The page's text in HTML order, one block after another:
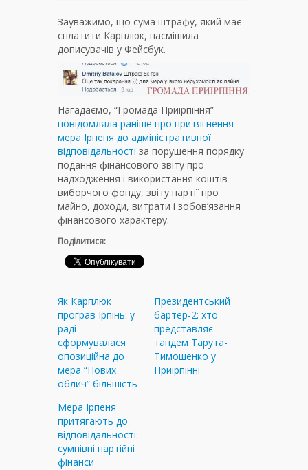
Зауважимо, що сума штрафу, який має
сплатити Карплюк, насмішила
дописувачів у Фейсбук.
Нагадаємо, “Громада Приірпіння”
повідомляла раніше про притягнення
мера Ірпеня до адміністративної
відповідальності за порушення порядку
подання фінансового звіту про
надходження і використання коштів
виборчого фонду, звіту партії про
майно, доходи, витрати і зобов’язання
фінансового характеру.
Поділитися:
Як Карплюк
програв Ірпінь: у
раді
сформувалася
опозиційна до
мера “Нових
облич” більшість
Президентський
бартер-2: хто
представляє
тандем Тарута-
Тимошенко у
Приірпінні
Мера Ірпеня
притягають до
відповідальності:
сумнівні партійні
фінанси